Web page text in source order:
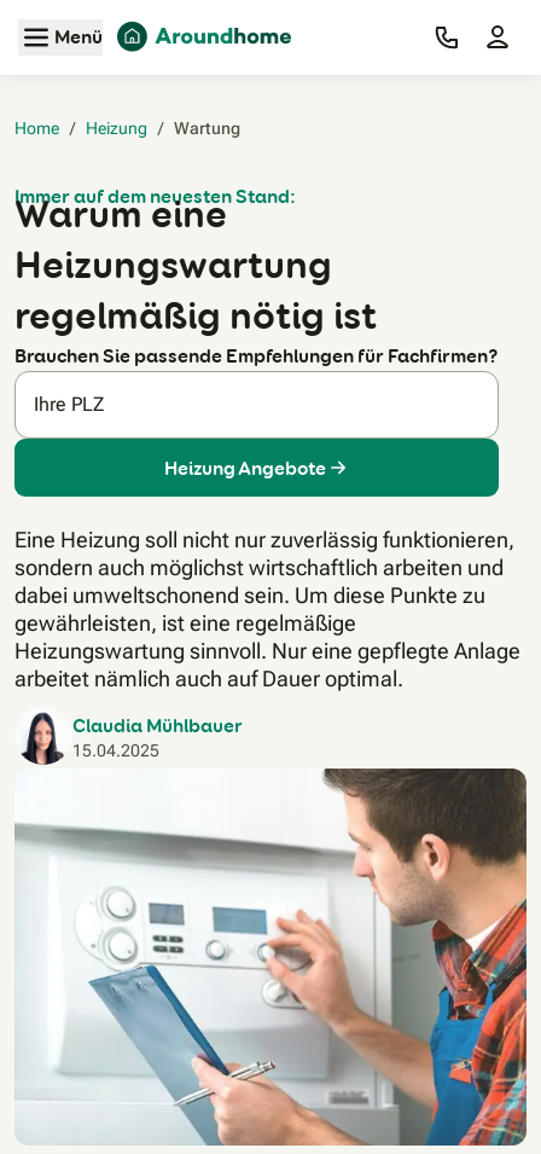
Zum Hauptinhalt
Menü
Home / Heizung / Wartung‎
Immer auf dem neuesten Stand:
Warum eine
Heizungswartung
regelmäßig nötig ist
Brauchen Sie passende Empfehlungen für Fachfirmen?
Ihre PLZ
Heizung Angebote
Eine Heizung soll nicht nur zuverlässig funktionieren,
sondern auch möglichst wirtschaftlich arbeiten und
dabei umweltschonend sein. Um diese Punkte zu
gewährleisten, ist eine regelmäßige
Heizungswartung sinnvoll. Nur eine gepflegte Anlage
arbeitet nämlich auch auf Dauer optimal.
Claudia Mühlbauer
15.04.2025